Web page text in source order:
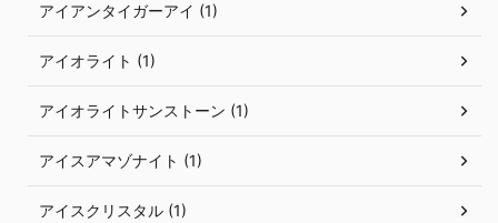
アイアンタイガーアイ (1)
アイオライト (1)
アイオライトサンストーン (1)
アイスアマゾナイト (1)
アイスクリスタル (1)